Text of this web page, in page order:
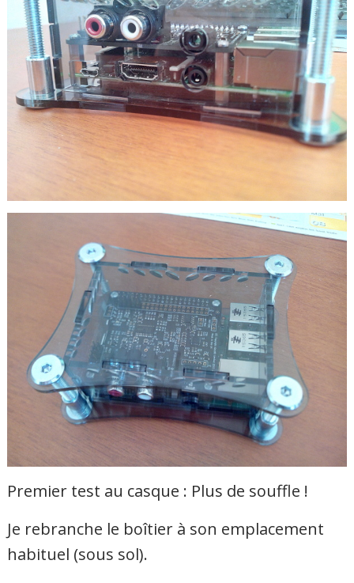
Premier test au casque : Plus de souffle !
Je rebranche le boîtier à son emplacement
habituel (sous sol).